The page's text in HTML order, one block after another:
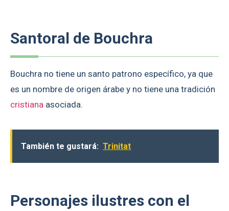
Santoral de Bouchra
Bouchra no tiene un santo patrono específico, ya que
es un nombre de origen árabe y no tiene una tradición
cristiana asociada.
También te gustará: Trinitat
Personajes ilustres con el